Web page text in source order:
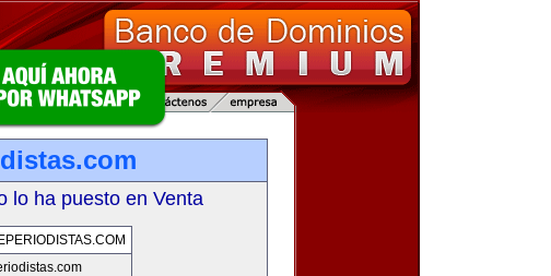
lo ha puesto en Venta